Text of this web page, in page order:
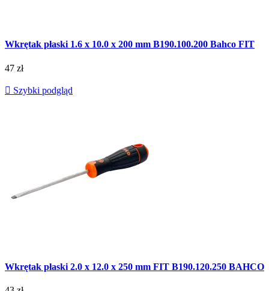
Wkrętak płaski 1.6 x 10.0 x 200 mm B190.100.200 Bahco FIT
47 zł
 Szybki podgląd
Wkrętak płaski 2.0 x 12.0 x 250 mm FIT B190.120.250 BAHCO